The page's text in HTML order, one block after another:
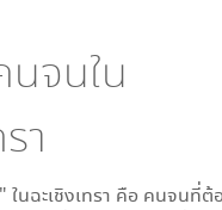
จนใน
า
ในฉะเชิงเทรา คือ คนจนที่ต้